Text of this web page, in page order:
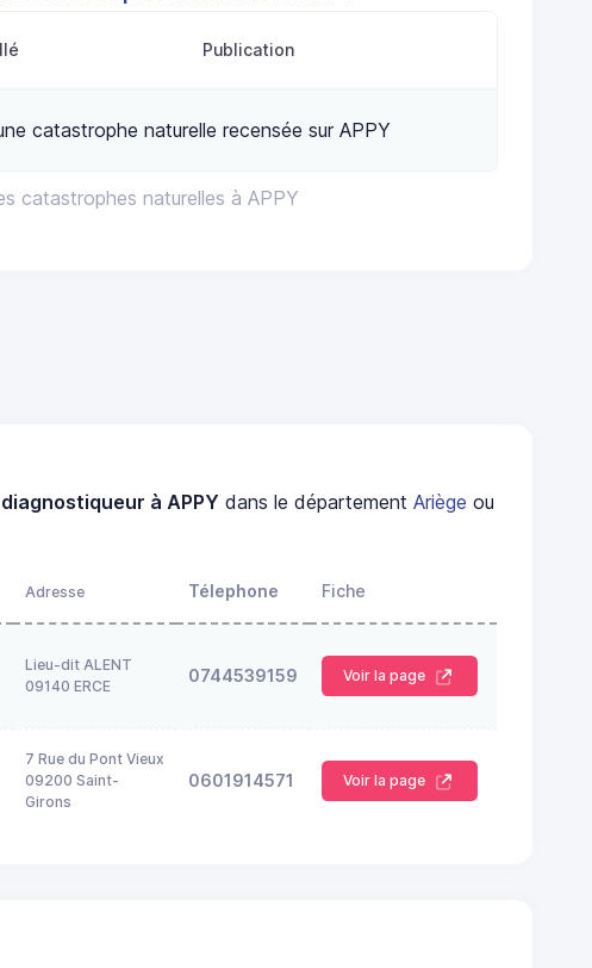
catastrophes naturelles à APPY
Publication
catastrophe naturelle recensée sur APPY
diagnostiqueur à APPY dans le départementAriège ou
Adresse Télephone Fiche
Lieu-dit ALENT
09140 ERCE
0744539159 Voir la page
7 Rue du Pont Vieux
09200 Saint-
Girons
0601914571 Voir la page